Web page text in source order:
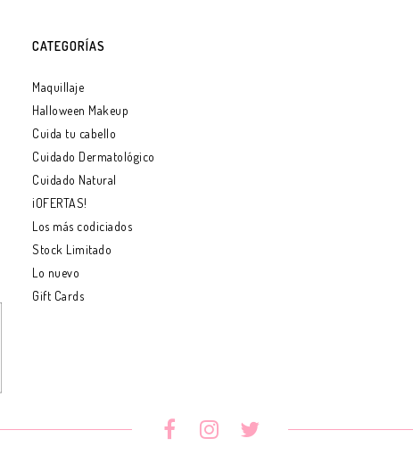
CATEGORÍAS
Maquillaje
Halloween Makeup
Cuida tu cabello
Cuidado Dermatológico
Cuidado Natural
¡OFERTAS!
Los más codiciados
Stock Limitado
Lo nuevo
Gift Cards